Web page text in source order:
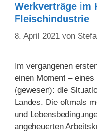
Werkverträge im
Fleischindustrie
8. April 2021 von
Im vergangenen
einen Moment –
(gewesen): die
Landes. Die oftmals
und
angeheuerten